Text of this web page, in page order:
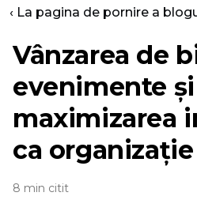
‹ La pagina de pornire a
Vânzarea de
evenimente și
maximizarea
ca
8 min citit